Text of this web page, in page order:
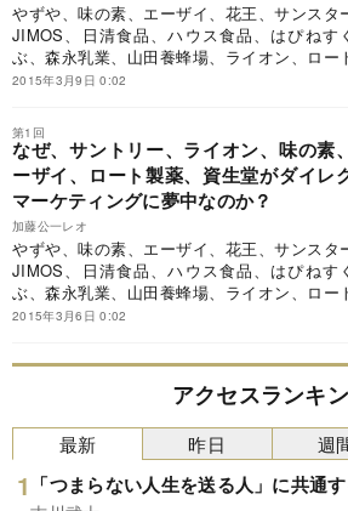
やずや、味の素、エーザイ、花王、サンスタ
JIMOS、日清食品、ハウス食品、はぴねす
ぶ、森永乳業、山田養蜂場、ライオン、ロー
薬など大手通販から中小通販までNo.1の実績
いる加藤公一レオの極意とは？
2015年3月9日 0:02
第1回
なぜ、サントリー、ライオン、味の素
ーザイ、ロート製薬、資生堂がダイレ
マーケティングに夢中なのか？
加藤公一レオ
やずや、味の素、エーザイ、花王、サンスタ
JIMOS、日清食品、ハウス食品、はぴねす
ぶ、森永乳業、山田養蜂場、ライオン、ロー
薬など大手通販から中小通販までNo.1の実績
加藤公一レオの極意とは？
2015年3月6日 0:02
アクセスランキ
最新
「つまらない人生を送る人」に共通
昨日 週